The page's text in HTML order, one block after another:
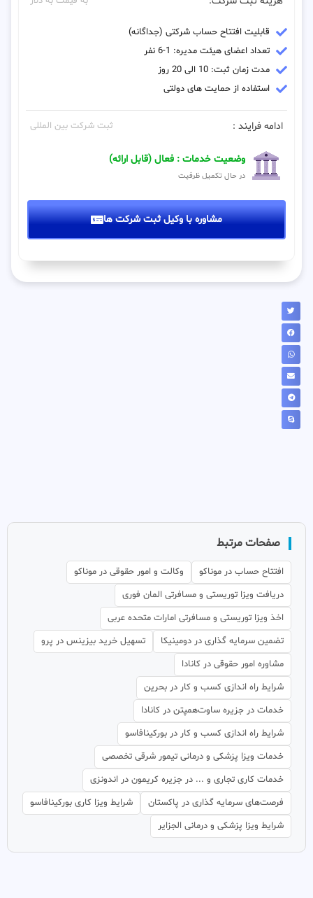
قابلیت افتتاح حساب شرکتی (جداگانه)
تعداد اعضای هیئت مدیره: 1-6 نفر
مدت زمان ثبت: 10 الی 20 روز
استفاده از حمایت های دولتی
ادامه فرایند : ثبت شرکت بین المللی
وضعیت خدمات : فعال (قابل ارائه)
در حال تکمیل ظرفیت
مشاوره با وکیل ثبت شرکت ها
صفحات مرتبط
افتتاح حساب در موناکو
وکالت و امور حقوقی در موناکو
دریافت ویزا توریستی و مسافرتی المان فوری
اخذ ویزا توریستی و مسافرتی امارات متحده عربی
تضمین سرمایه گذاری در دومینیکا
تسهیل خرید بیزینس در پرو
مشاوره امور حقوقی در کانادا
شرایط راه اندازی کسب و کار در بحرین
خدمات در جزیره ساوت‌همپتن در کانادا
شرایط راه اندازی کسب و کار در بورکینافاسو
خدمات ویزا پزشکی و درمانی تیمور شرقی تخصصی
خدمات کاری تجاری و ... در جزیره کریمون در اندونزی
فرصت‌های سرمایه گذاری در پاکستان
شرایط ویزا کاری بورکینافاسو
شرایط ویزا پزشکی و درمانی الجزایر